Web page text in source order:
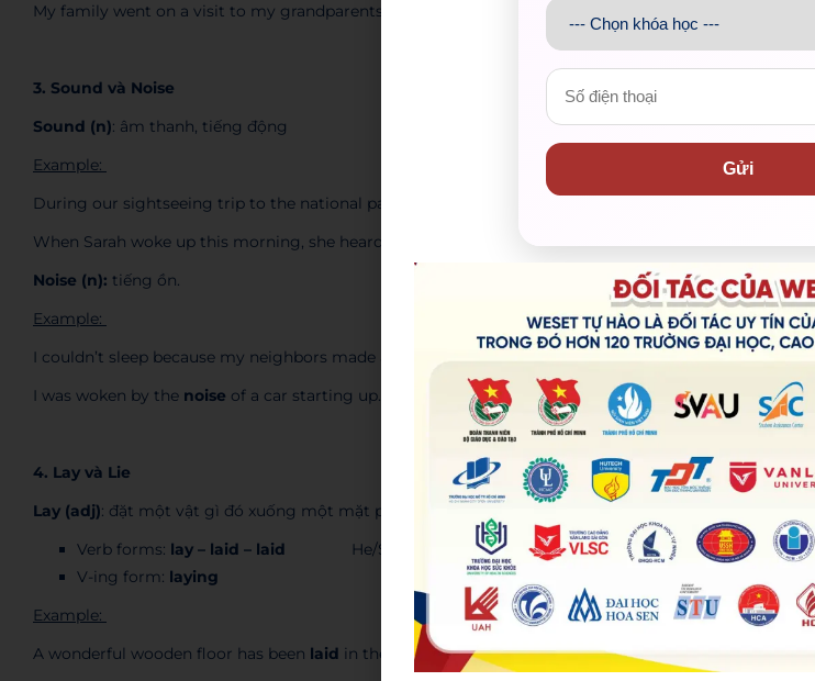
My family went on a visit to my grandparents’
last month.
3. Sound và Noise
Sound (n): âm thanh, tiếng động
Example:
During our sightseeing trip to the national park, we heard lots of
When Sarah woke up this morning, she heard the
of footsteps outside.
Noise (n): tiếng ồn.
Example:
I couldn’t sleep because my neighbors made a lot of
noise last nights.
I was woken by the noise of a car starting up.
4. Lay và Lie
Lay (adj): đặt một vật gì đó xuống một mặt phẳng
Verb forms: lay – laid – laid He/She/It
V-ing form: laying
Example:
A wonderful wooden floor has been laid in the dining room.
Gửi